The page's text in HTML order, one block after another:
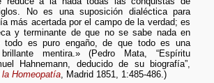
No es una suposición dialéctica para
más acertada por el campo de la verdad; es
y terminante de que no se sabe nada en
todo es puro engaño, de que todo es una
mentira.» (Pedro Mata, “Espíritu
Hahnemann, deducido de su biografía”,
Homeopatía, Madrid 1851, 1:485-486.)